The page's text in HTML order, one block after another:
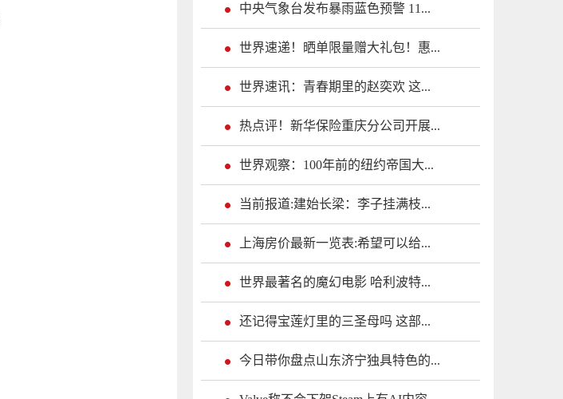
中央气象台发布暴雨蓝色预警 11...
世界速递！晒单限量赠大礼包！惠...
世界速讯：青春期里的赵奕欢 这...
热点评！新华保险重庆分公司开展...
世界观察：100年前的纽约帝国大...
当前报道:建始长梁：李子挂满枝...
上海房价最新一览表:希望可以给...
世界最著名的魔幻电影 哈利波特...
还记得宝莲灯里的三圣母吗 这部...
今日带你盘点山东济宁独具特色的...